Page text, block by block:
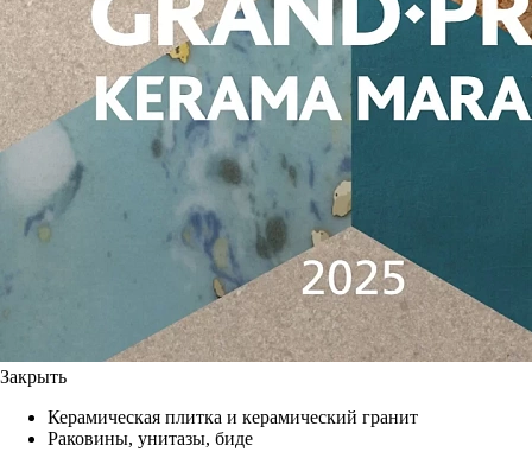
Закрыть
Керамическая плитка и керамический гранит
Раковины, унитазы, биде